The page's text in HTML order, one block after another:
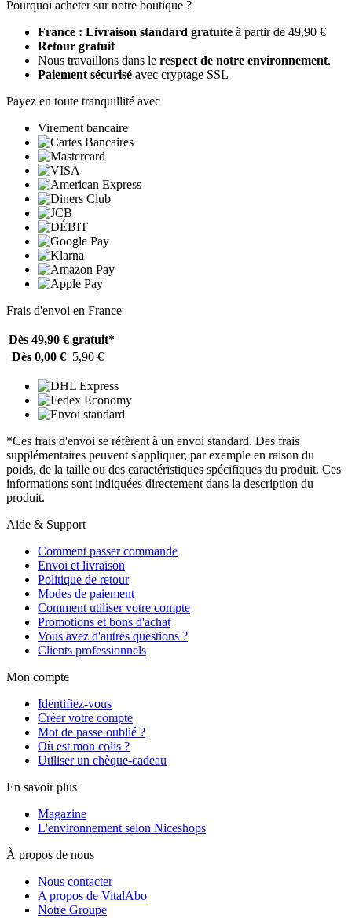
Pourquoi acheter sur notre boutique ?
France : Livraison standard gratuite à partir de 49,90 €
Retour gratuit
Nous travaillons dans le respect de notre environnement.
Paiement sécurisé avec cryptage SSL
Payez en toute tranquillité avec
Virement bancaire
Frais d'envoi en France
Dès 49,90 € gratuit*
Dès 0,00 € 5,90 €
*Ces frais d'envoi se réfèrent à un envoi standard. Des frais
supplémentaires peuvent s'appliquer, par exemple en raison du
poids, de la taille ou des caractéristiques spécifiques du produit. Ces
informations sont indiquées directement dans la description du
produit.
Aide & Support
Comment passer commande
Envoi et livraison
Politique de retour
Modes de paiement
Comment utiliser votre compte
Promotions et bons d'achat
Vous avez d'autres questions ?
Clients professionnels
Mon compte
Identifiez-vous
Créer votre compte
Mot de passe oublié ?
Où est mon colis ?
Utiliser un chèque-cadeau
En savoir plus
Magazine
L'environnement selon Niceshops
À propos de nous
Nous contacter
A propos de VitalAbo
Notre Groupe